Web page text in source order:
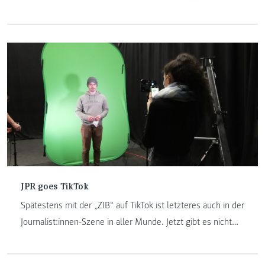
JPR goes TikTok
Spätestens mit der „ZIB“ auf TikTok ist letzteres auch in der
Journalist:innen-Szene in aller Munde. Jetzt gibt es nicht